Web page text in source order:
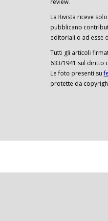
review.
La Rivista riceve
pubblicano
editoriali o ad esse
Tutti gli articoli
633/1941 sul diritto
Le foto presenti su
protette da